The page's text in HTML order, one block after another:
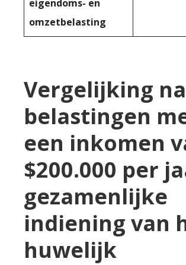
eigendoms- en
omzetbelasting
Vergelijking na
belastingen
een inkomen
$200.000 per
gezamenlijke
indiening van
huwelijk